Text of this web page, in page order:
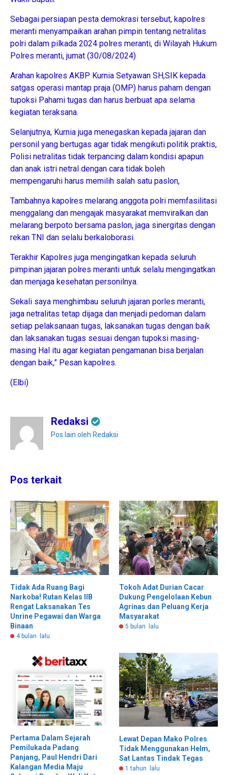
Sebagai persiapan pesta demokrasi tersebut, kapolres
meranti menyampaikan arahan pimpin tentang netralitas
polri dalam pilkada 2024 polres meranti, di Wilayah Hukum
Polres meranti, jumat (30/08/2024)
Arahan kapolres AKBP Kurnia Setyawan SH,SIK kepada
satgas operasi mantap praja (OMP) harus paham dengan
tupoksi Pahami tugas dan harus berbuat apa selama
kegiatan teraksana.
Selanjutnya, Kurnia juga menegaskan kepada jajaran dan
personil yang bertugas agar tidak mengikuti politik praktis,
Polisi netralitas tidak terpancing dalam kondisi apapun
dan anak istri netral dengan cara tidak boleh
mempengaruhi harus memilih salah satu paslon,
Tambahnya kapolres melarang anggota polri memfasilitasi
menggalang dan mengajak masyarakat memviralkan dan
melarang berpoto bersama paslon, jaga sinergitas dengan
rekan TNI dan selalu berkaloborasi.
Terakhir Kapolres juga mengingatkan kepada seluruh
pimpinan jajaran polres meranti untuk selalu mengingatkan
dan menjaga kesehatan personilnya.
Sekali saya menghimbau seluruh jajaran porles meranti,
jaga netralitas tetap dijaga dan menjadi pedoman dalam
setiap pelaksanaan tugas, laksanakan tugas dengan baik
dan laksanakan tugas sesuai dengan tupoksi masing-
masing Hal itu agar kegiatan pengamanan bisa berjalan
dengan baik,” Pesan kapolres.
(Elbi)
Redaksi
Pos lain oleh Redaksi
Pos terkait
Tidak Ada Ruang Bagi
Narkoba! Rutan Kelas llB
Rengat Laksanakan Tes
Unrine Pegawai dan Warga
Binaan
4 bulan lalu
Tokoh Adat Durian Cacar
Dukung Pengelolaan Kebun
Agrinas dan Peluang Kerja
Masyarakat
5 bulan lalu
Pertama Dalam Sejarah
Pemilukada Padang
Panjang, Paul Hendri Dari
Kalangan Media Maju
Lewat Depan Mako Polres
Tidak Menggunakan Helm,
Sat Lantas Tindak Tegas
1 tahun lalu